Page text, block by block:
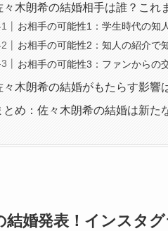
々木朗希の結婚相手は誰？これ
お相手の可能性1：学生時代の知
お相手の可能性2：知人の紹介で
お相手の可能性3：ファンからの
々木朗希の結婚がもたらす影響
とめ：佐々木朗希の結婚は新た
結婚発表！インスタ